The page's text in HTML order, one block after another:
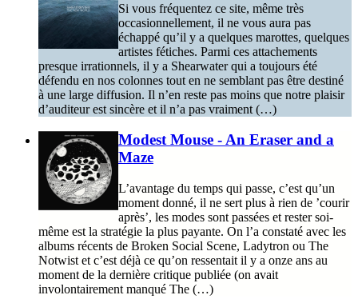
Si vous fréquentez ce site, même très
occasionnellement, il ne vous aura pas
échappé qu’il y a quelques marottes, quelques
artistes fétiches. Parmi ces attachements
presque irrationnels, il y a Shearwater qui a toujours été
défendu en nos colonnes tout en ne semblant pas être destiné
à une large diffusion. Il n’en reste pas moins que notre plaisir
d’auditeur est sincère et il n’a pas vraiment (…)
Modest Mouse - An Eraser and a
Maze
L’avantage du temps qui passe, c’est qu’un
moment donné, il ne sert plus à rien de ’courir
après’, les modes sont passées et rester soi-
même est la stratégie la plus payante. On l’a constaté avec les
albums récents de Broken Social Scene, Ladytron ou The
Notwist et c’est déjà ce qu’on ressentait il y a onze ans au
moment de la dernière critique publiée (on avait
involontairement manqué The (…)